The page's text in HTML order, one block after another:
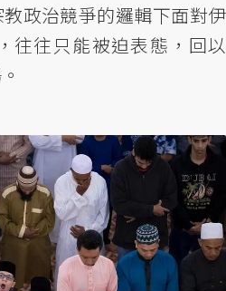
政治競爭的邏輯下面對伊
往往只能被迫表態，回以